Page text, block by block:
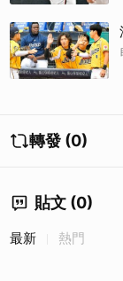
轉發 (0)
貼文 (0)
最新 熱門